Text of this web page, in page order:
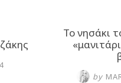
Το νησάκι
by